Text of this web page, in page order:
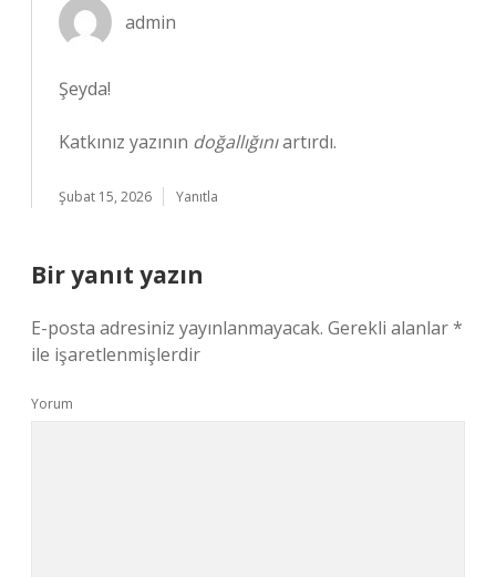
admin
Şeyda!
Katkınız yazının doğallığınıartırdı.
Şubat 15, 2026 Yanıtla
Bir yanıt yazın
E-posta adresiniz yayınlanmayacak. Gerekli alanlar*
ile işaretlenmişlerdir
Yorum